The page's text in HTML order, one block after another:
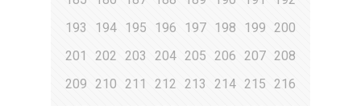
193
194 195 196 197 198 199
200
201
202 203 204 205 206 207 208
209
210 211 212 213 214 215
216